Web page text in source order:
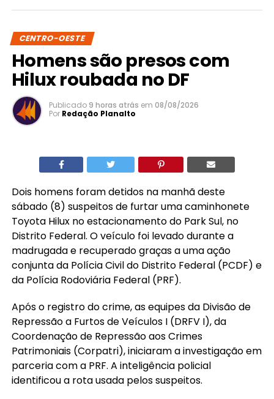
CENTRO-OESTE
Homens são presos com
Hilux roubada no DF
Publicado9 horas atrás em 08/08/2026
Por Redação Planalto
Dois homens foram detidos na manhã deste
sábado (8) suspeitos de furtar uma caminhonete
Toyota Hilux no estacionamento do Park Sul, no
Distrito Federal. O veículo foi levado durante a
madrugada e recuperado graças a uma ação
conjunta da Polícia Civil do Distrito Federal (PCDF) e
da Polícia Rodoviária Federal (PRF).
Após o registro do crime, as equipes da Divisão de
Repressão a Furtos de Veículos I (DRFV I), da
Coordenação de Repressão aos Crimes
Patrimoniais (Corpatri), iniciaram a investigação em
parceria com a PRF. A inteligência policial
identificou a rota usada pelos suspeitos.